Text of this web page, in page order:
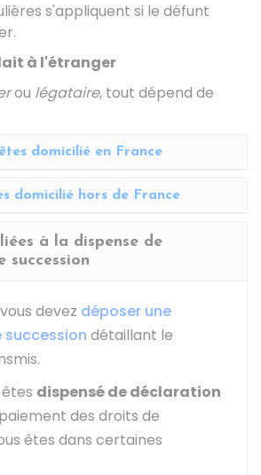
s'appliquent si le défunt
à l'étranger
ou légataire, tout dépend de
domicilié en France
domicilié hors de France
à la dispense de
succession
devez déposer une
détaillant le
dispensé de déclaration
des droits de
êtes dans certaines